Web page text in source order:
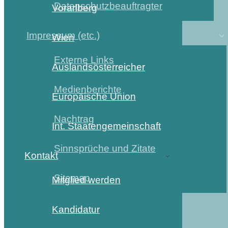
Datenschutzbeauftragter
Impressum (etc.)
Externe Links
Medienberichte
Nachtrag
Sinnsprüche und Zitate
Sitemap
Vorarlberg
Wien
Auslandsösterreicher
Europäische Union
Int. Staatengemeinschaft
Kontakt
Mitglied werden
Kandidatur